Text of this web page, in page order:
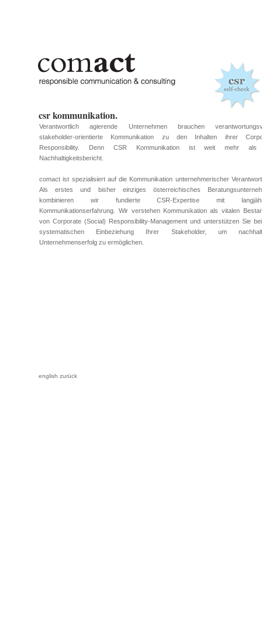
csr kommunikation.
Verantwortlich agierende Unternehmen brauchen
stakeholder-orientierte Kommunikation zu den Inhalten ihrer
Responsibility. Denn CSR Kommunikation ist weit mehr als
Nachhaltigkeitsbericht.
comact ist spezialisiert auf die Kommunikation unternehmerischer
Als erstes und bisher einziges österreichisches
kombinieren wir fundierte CSR-Expertise mit
Kommunikationserfahrung. Wir verstehen Kommunikation als vitalen
von Corporate (Social) Responsibility-Management und unterstützen Sie
systematischen Einbeziehung Ihrer Stakeholder, um
Unternehmenserfolg zu ermöglichen.
english zurück